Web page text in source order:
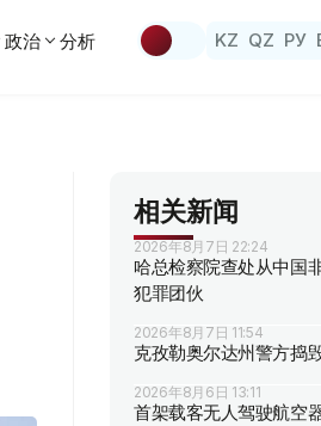
政治 分析 KZ QZ РУ
相关新闻
2026年8月7日 22:24
哈总检察院查处从中国
犯罪团伙
2026年8月7日 11:54
克孜勒奥尔达州警方捣
2026年8月6日 13:11
首架载客无人驾驶航空